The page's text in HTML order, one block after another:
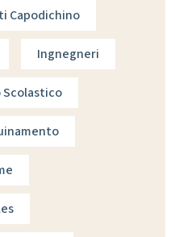
Capodichino
Ingnegneri
Scolastico